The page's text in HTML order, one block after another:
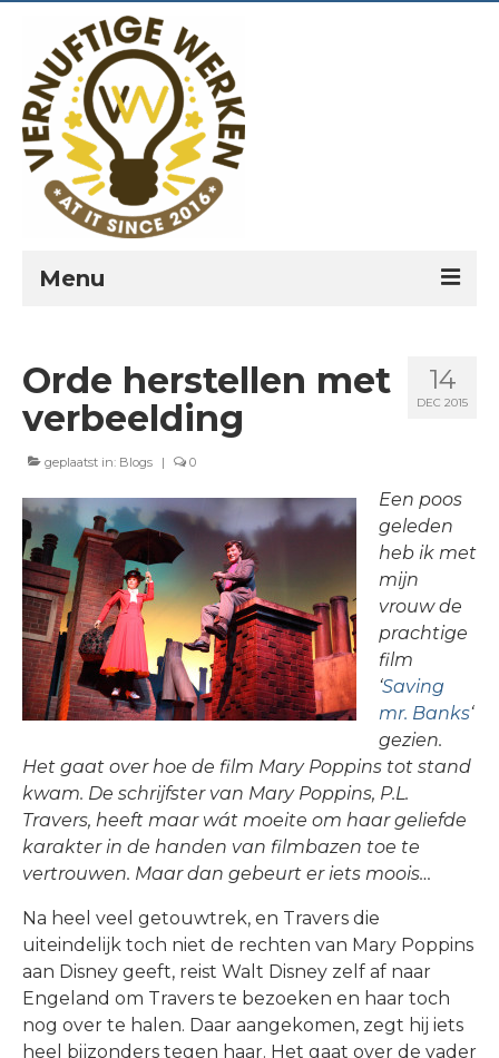
Menu
PREKEN
VERNUFTIG?
LEESPLANNEN
BLOGS
14
DEC 2015
Orde herstellen met
verbeelding
geplaatst in: Blogs | 0
Een poos
geleden
heb ik met
mijn
vrouw de
prachtige
film
‘Saving
mr. Banks‘
gezien.
Het gaat over hoe de film Mary Poppins tot stand
kwam. De schrijfster van Mary Poppins, P.L.
Travers, heeft maar wát moeite om haar geliefde
karakter in de handen van filmbazen toe te
vertrouwen. Maar dan gebeurt er iets moois…
Na heel veel getouwtrek, en Travers die
uiteindelijk toch niet de rechten van Mary Poppins
aan Disney geeft, reist Walt Disney zelf af naar
Engeland om Travers te bezoeken en haar toch
nog over te halen. Daar aangekomen, zegt hij iets
heel bijzonders tegen haar. Het gaat over de vader